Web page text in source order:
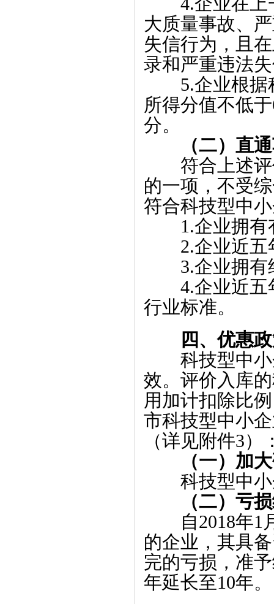
大质量事故、
失信行为，且
录和严重违法
5.企业根
所得分值不低
分。
（二）直
符合上述
的一项，不受
符合科技型中
1.企业拥
2.企业近
3.企业拥
4.企业近
行业标准。
四、优惠
科技型中
效。评价入库
用加计扣除比
市科技型中小
（详见附件3）
（一） 加
科技型中小
（二） 亏
自2018年1月
的企业，其具
完的亏损，准
年延长至10年。